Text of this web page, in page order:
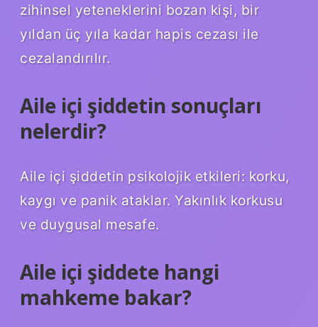
zihinsel yeteneklerini bozan kişi, bir
yıldan üç yıla kadar hapis cezası ile
cezalandırılır.
Aile içi şiddetin sonuçları
nelerdir?
Aile içi şiddetin psikolojik etkileri: korku,
kaygı ve panik ataklar. Yakınlık korkusu
ve duygusal mesafe.
Aile içi şiddete hangi
mahkeme bakar?